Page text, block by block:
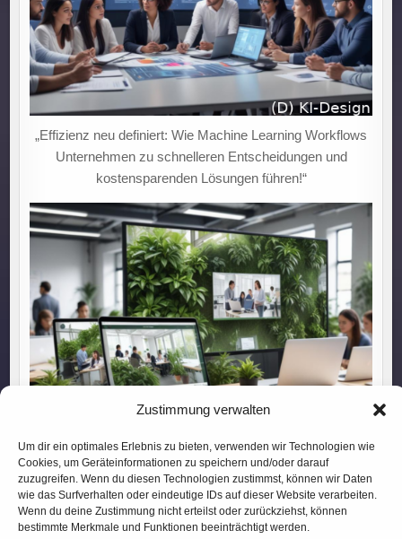
Zustimmung verwalten
Um dir ein optimales Erlebnis zu bieten, verwenden wir Technologien wie
Cookies, um Geräteinformationen zu speichern und/oder darauf
zuzugreifen. Wenn du diesen Technologien zustimmst, können wir Daten
wie das Surfverhalten oder eindeutige IDs auf dieser Website verarbeiten.
Wenn du deine Zustimmung nicht erteilst oder zurückziehst, können
bestimmte Merkmale und Funktionen beeinträchtigt werden.
„Effizienz neu definiert: Wie Machine Learning Workflows
Unternehmen zu schnelleren Entscheidungen und
kostensparenden Lösungen führen!“
Zukunft entfesseln: Mit Digitalisierung von Effizienz über
neue Märkte bis zu smarter Zusammenarbeit!